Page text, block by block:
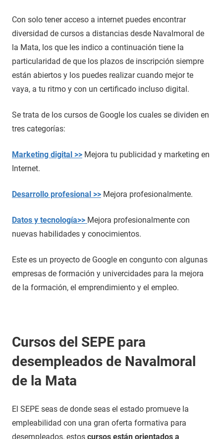
Con solo tener acceso a internet puedes encontrar
diversidad de cursos a distancias desde Navalmoral de
la Mata, los que les indico a continuación tiene la
particularidad de que los plazos de inscripción siempre
están abiertos y los puedes realizar cuando mejor te
vaya, a tu ritmo y con un certificado incluso digital.
Se trata de los cursos de Google los cuales se dividen en
tres categorías:
Marketing digital >> Mejora tu publicidad y marketing en
Internet.
Desarrollo profesional >> Mejora profesionalmente.
Datos y tecnología>> Mejora profesionalmente con
nuevas habilidades y conocimientos.
Este es un proyecto de Google en congunto con algunas
empresas de formación y univercidades para la mejora
de la formación, el emprendimiento y el empleo.
Cursos del SEPE para
desempleados de Navalmoral
de la Mata
El SEPE seas de donde seas el estado promueve la
empleabilidad con una gran oferta formativa para
desempleados, estos cursos están orientados a